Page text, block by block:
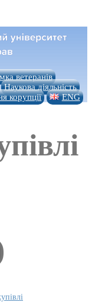
ветеранів
Наукова діяльність
корупції ENG